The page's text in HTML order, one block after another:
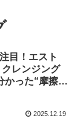
目！エスト
クレンジング
かった“摩擦レ
2025.12.19